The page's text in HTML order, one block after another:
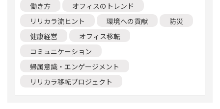
働き方
オフィスのトレンド
リリカラ流ヒント
環境への貢献
防災
健康経営
オフィス移転
コミュニケーション
帰属意識・エンゲージメント
リリカラ移転プロジェクト